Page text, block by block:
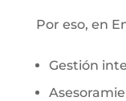
Por eso, en
Gestión